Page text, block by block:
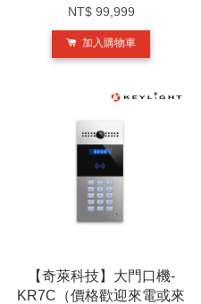
NT$ 99,999
加入購物車
【奇萊科技】大門口機-
KR7C（價格歡迎來電或來